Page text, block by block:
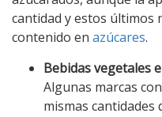
cantidad y estos últimos
contenido en azúcares.
Bebidas vegetales
Algunas marcas
mismas cantidades